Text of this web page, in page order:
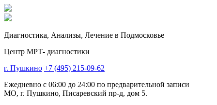
Диагностика, Анализы, Лечение в Подмосковье
Центр МРТ- диагностики
г. Пушкино +7 (495) 215-09-62
Ежедневно с 06:00 до 24:00 по предварительной записи
МО, г. Пушкино, Писаревский пр-д, дом 5.